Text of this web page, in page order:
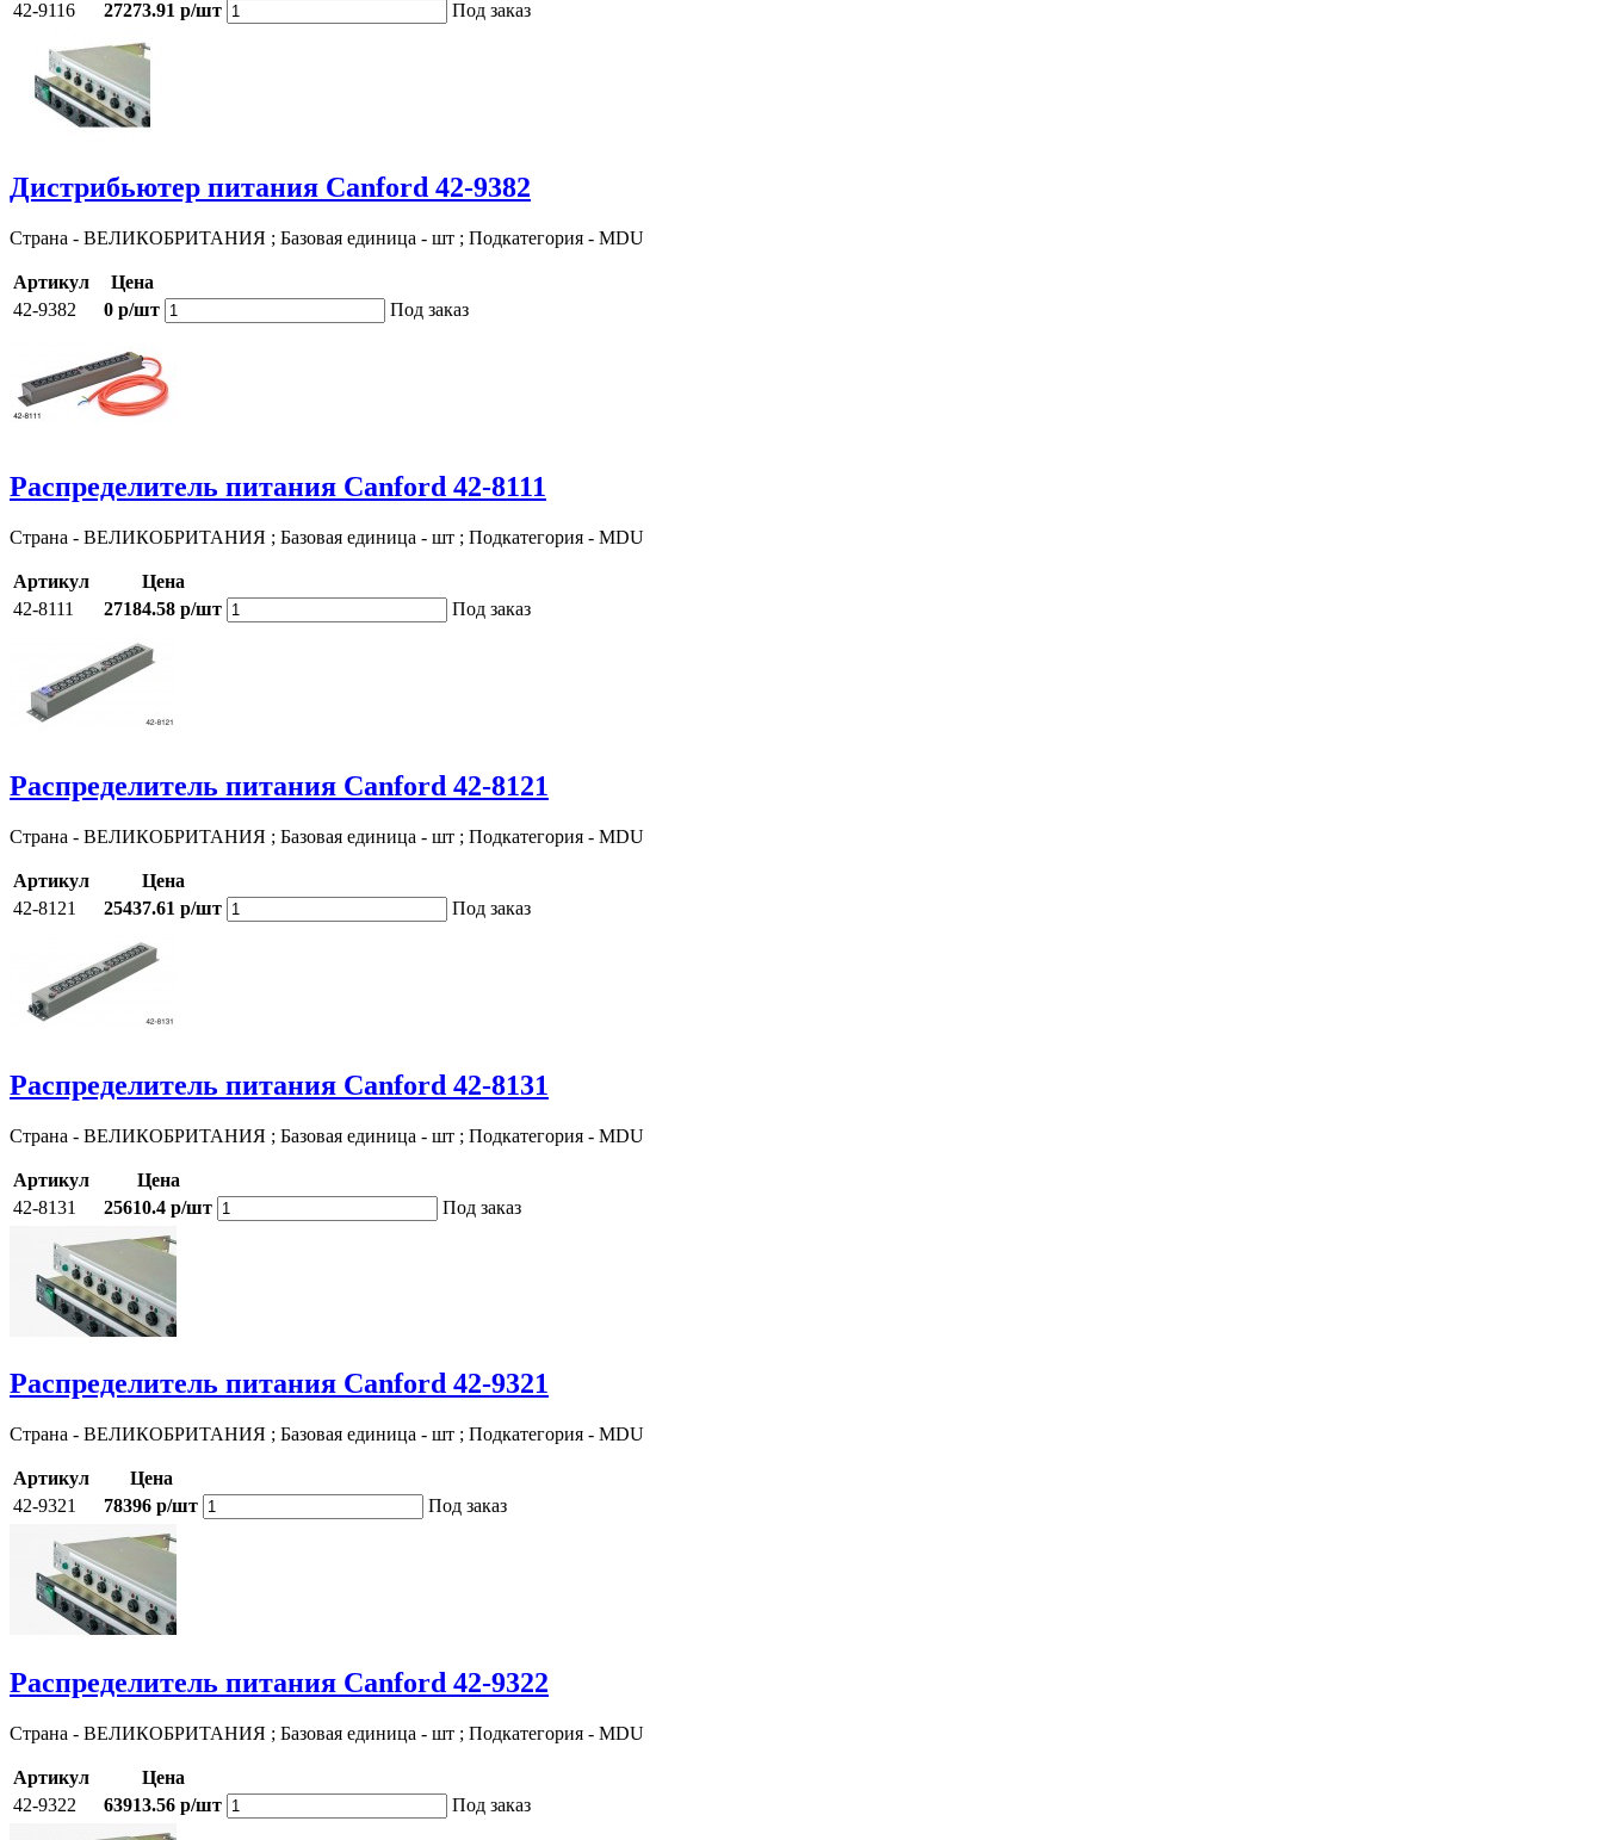
42-9116
27273.91 р/шт Под заказ
Дистрибьютер питания Canford 42-9382
Страна - ВЕЛИКОБРИТАНИЯ ; Базовая единица - шт ; Подкатегория - MDU
Артикул
Цена
42-9382
0 р/шт Под заказ
Распределитель питания Canford 42-8111
Страна - ВЕЛИКОБРИТАНИЯ ; Базовая единица - шт ; Подкатегория - MDU
Артикул
Цена
42-8111
27184.58 р/шт Под заказ
Распределитель питания Canford 42-8121
Страна - ВЕЛИКОБРИТАНИЯ ; Базовая единица - шт ; Подкатегория - MDU
Артикул
Цена
42-8121
25437.61 р/шт Под заказ
Распределитель питания Canford 42-8131
Страна - ВЕЛИКОБРИТАНИЯ ; Базовая единица - шт ; Подкатегория - MDU
Артикул
Цена
42-8131
25610.4 р/шт Под заказ
Распределитель питания Canford 42-9321
Страна - ВЕЛИКОБРИТАНИЯ ; Базовая единица - шт ; Подкатегория - MDU
Артикул
Цена
42-9321
78396 р/шт Под заказ
Распределитель питания Canford 42-9322
Страна - ВЕЛИКОБРИТАНИЯ ; Базовая единица - шт ; Подкатегория - MDU
Артикул
Цена
42-9322
63913.56 р/шт Под заказ